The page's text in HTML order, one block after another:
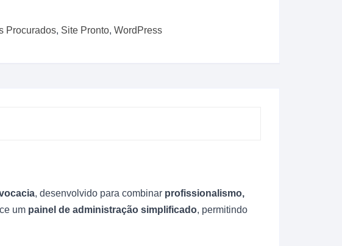
Procurados, Site Pronto, WordPress
, desenvolvido para combinar profissionalismo,
um painel de administração simplificado, permitindo